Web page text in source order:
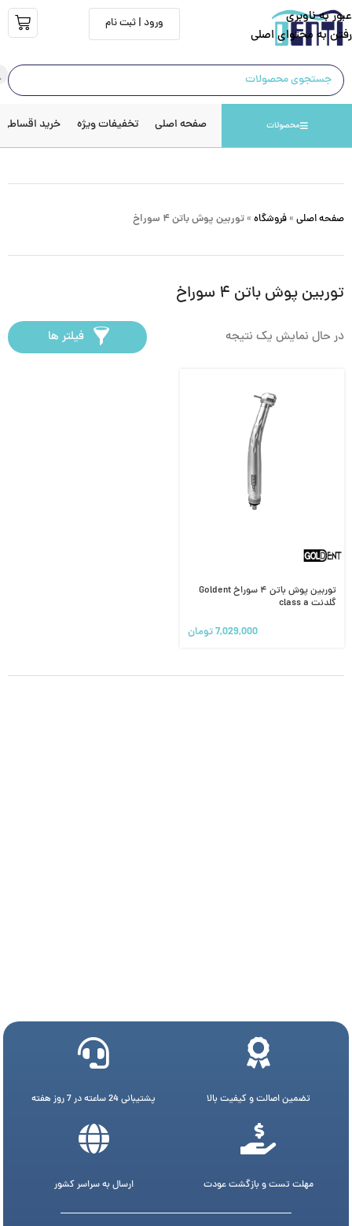
عبور به ناوبری
رفتن به محتوای اصلی
ورود | ثبت نام
محصولات صفحه اصلی تخفیفات ویژه خرید اقساطی
صفحه اصلی » فروشگاه » توربین پوش باتن ۴ سوراخ
توربین پوش باتن ۴ سوراخ
در حال نمایش یک نتیجه فیلتر ها
توربین پوش باتن ۴ سوراخ Goldent
گلدنت class a
7,029,000تومان
تضمین اصالت و کیفیت بالا پشتیبانی 24 ساعته در 7 روز هفته
مهلت تست و بازگشت عودت ارسال به سراسر کشور